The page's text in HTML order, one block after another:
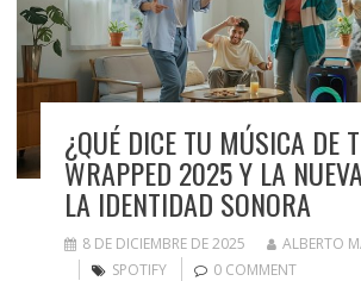
¿QUÉ DICE TU MÚSICA DE
WRAPPED 2025 Y LA
LA IDENTIDAD SONORA
8 DE DICIEMBRE DE 2025
ALBERTO
SPOTIFY
0 COMMENT